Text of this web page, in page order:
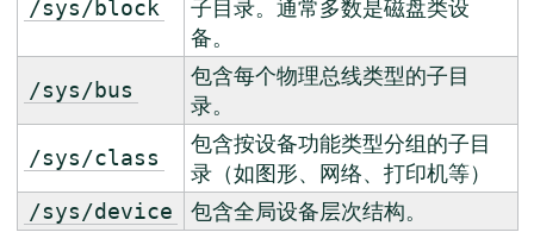
/sys/block
子目录。通常多数是磁盘类设
备。
/sys/bus
包含每个物理总线类型的子目
录。
/sys/class
包含按设备功能类型分组的子目
录（如图形、网络、打印机等）
/sys/device 包含全局设备层次结构。